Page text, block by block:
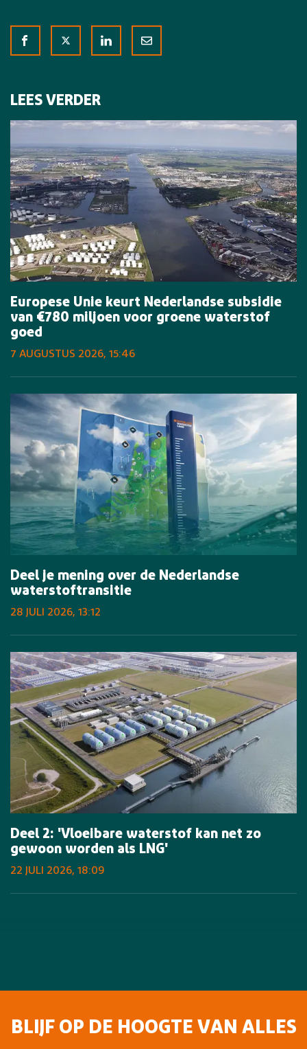
LEES VERDER
Europese Unie keurt Nederlandse subsidie
van €780 miljoen voor groene waterstof
goed
7 AUGUSTUS 2026, 15:46
Deel je mening over de Nederlandse
waterstoftransitie
28 JULI 2026, 13:12
Deel 2: 'Vloeibare waterstof kan net zo
gewoon worden als LNG'
22 JULI 2026, 18:09
BLIJF OP DE HOOGTE VAN ALLES